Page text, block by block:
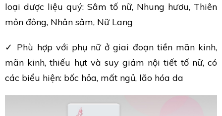
loại dược liệu quý: Sâm tố nữ, Nhung hươu, Thiên
môn đông, Nhân sâm, Nữ Lang
✓ Phù hợp với phụ nữ ở giai đoạn tiền mãn kinh,
mãn kinh, thiếu hụt và suy giảm nội tiết tố nữ, có
các biểu hiện: bốc hỏa, mất ngủ, lão hóa da